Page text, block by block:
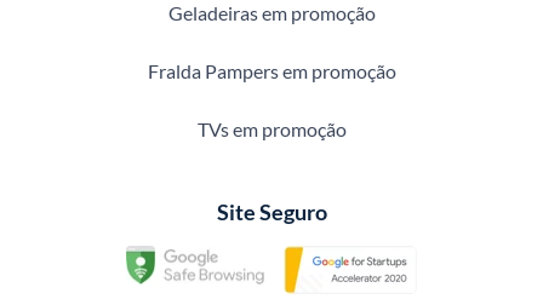
Geladeiras em promoção
Fralda Pampers em promoção
TVs em promoção
Site Seguro